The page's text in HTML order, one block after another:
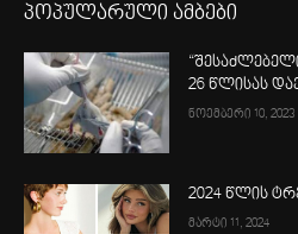
პოპულარული ამბები
26 წლისას
ნოემბერი 10, 2023
2024 წლის
მარტი 11, 2024